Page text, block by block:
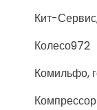
Кит-
Колесо972
Комильфо,